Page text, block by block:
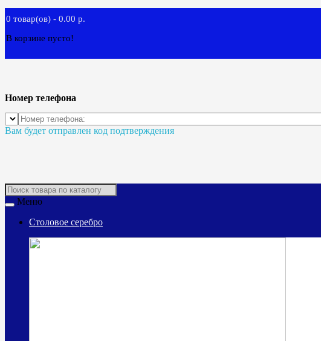
0 товар(ов) - 0.00 р.
В корзине пусто!
Номер телефона
Вам будет отправлен код подтверждения
Меню
Столовое серебро